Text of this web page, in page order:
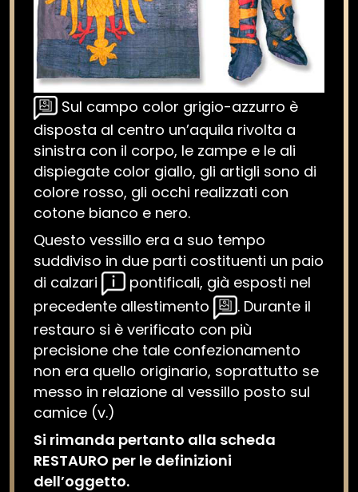
Sul campo color grigio-azzurro è
disposta al centro un’aquila rivolta a
sinistra con il corpo, le zampe e le ali
dispiegate color giallo, gli artigli sono di
colore rosso, gli occhi realizzati con
cotone bianco e nero.
Questo vessillo era a suo tempo
suddiviso in due parti costituenti un paio
di calzari
pontificali, già esposti nel
precedente allestimento
. Durante il
restauro si è verificato con più
precisione che tale confezionamento
non era quello originario, soprattutto se
messo in relazione al vessillo posto sul
camice (v.)
Si rimanda pertanto alla scheda
RESTAURO per le definizioni
dell’oggetto.